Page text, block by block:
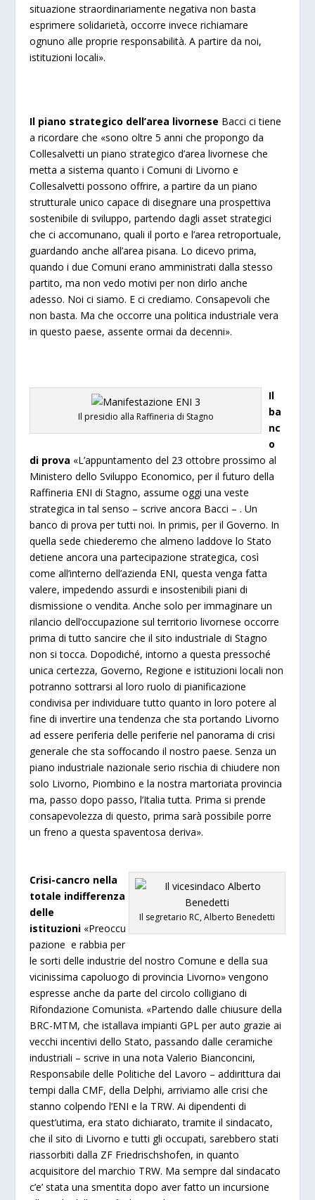
situazione straordinariamente negativa non basta
esprimere solidarietà, occorre invece richiamare
ognuno alle proprie responsabilità. A partire da noi,
istituzioni locali».
Il piano strategico dell’area livornese Bacci ci tiene
a ricordare che «sono oltre 5 anni che propongo da
Collesalvetti un piano strategico d’area livornese che
metta a sistema quanto i Comuni di Livorno e
Collesalvetti possono offrire, a partire da un piano
strutturale unico capace di disegnare una prospettiva
sostenibile di sviluppo, partendo dagli asset strategici
che ci accomunano, quali il porto e l’area retroportuale,
guardando anche all’area pisana. Lo dicevo prima,
quando i due Comuni erano amministrati dalla stesso
partito, ma non vedo motivi per non dirlo anche
adesso. Noi ci siamo. E ci crediamo. Consapevoli che
non basta. Ma che occorre una politica industriale vera
in questo paese, assente ormai da decenni».
Il presidio alla Raffineria di Stagno
Il
ba
nc
o
di prova «L’appuntamento del 23 ottobre prossimo al
Ministero dello Sviluppo Economico, per il futuro della
Raffineria ENI di Stagno, assume oggi una veste
strategica in tal senso – scrive ancora Bacci – . Un
banco di prova per tutti noi. In primis, per il Governo. In
quella sede chiederemo che almeno laddove lo Stato
detiene ancora una partecipazione strategica, così
come all’interno dell’azienda ENI, questa venga fatta
valere, impedendo assurdi e insostenibili piani di
dismissione o vendita. Anche solo per immaginare un
rilancio dell’occupazione sul territorio livornese occorre
prima di tutto sancire che il sito industriale di Stagno
non si tocca. Dopodiché, intorno a questa pressoché
unica certezza, Governo, Regione e istituzioni locali non
potranno sottrarsi al loro ruolo di pianificazione
condivisa per individuare tutto quanto in loro potere al
fine di invertire una tendenza che sta portando Livorno
ad essere periferia delle periferie nel panorama di crisi
generale che sta soffocando il nostro paese. Senza un
piano industriale nazionale serio rischia di chiudere non
solo Livorno, Piombino e la nostra martoriata provincia
ma, passo dopo passo, l’Italia tutta. Prima si prende
consapevolezza di questo, prima sarà possibile porre
un freno a questa spaventosa deriva».
Il segretario RC, Alberto Benedetti
Crisi-cancro nella
totale indifferenza
delle
istituzioni «Preoccu
pazione e rabbia per
le sorti delle industrie del nostro Comune e della sua
vicinissima capoluogo di provincia Livorno» vengono
espresse anche da parte del circolo colligiano di
Rifondazione Comunista. «Partendo dalle chiusure della
BRC-MTM, che istallava impianti GPL per auto grazie ai
vecchi incentivi dello Stato, passando dalle ceramiche
industriali – scrive in una nota Valerio Bianconcini,
Responsabile delle Politiche del Lavoro – addirittura dai
tempi dalla CMF, della Delphi, arriviamo alle crisi che
stanno colpendo l’ENI e la TRW. Ai dipendenti di
quest’utima, era stato dichiarato, tramite il sindacato,
che il sito di Livorno e tutti gli occupati, sarebbero stati
riassorbiti dalla ZF Friedrischshofen, in quanto
acquisitore del marchio TRW. Ma sempre dal sindacato
c’e’ stata una smentita dopo aver fatto un incursione